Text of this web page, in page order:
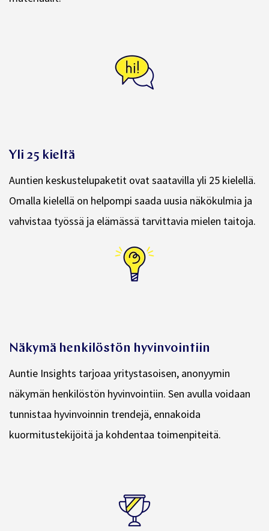
Yli 25 kieltä
Auntien keskustelupaketit ovat saatavilla yli 25 kielellä.
Omalla kielellä on helpompi saada uusia näkökulmia ja
vahvistaa työssä ja elämässä tarvittavia mielen taitoja.
Näkymä henkilöstön hyvinvointiin
Auntie Insights tarjoaa yritystasoisen, anonyymin
näkymän henkilöstön hyvinvointiin. Sen avulla voidaan
tunnistaa hyvinvoinnin trendejä, ennakoida